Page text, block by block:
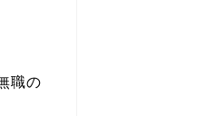
職の